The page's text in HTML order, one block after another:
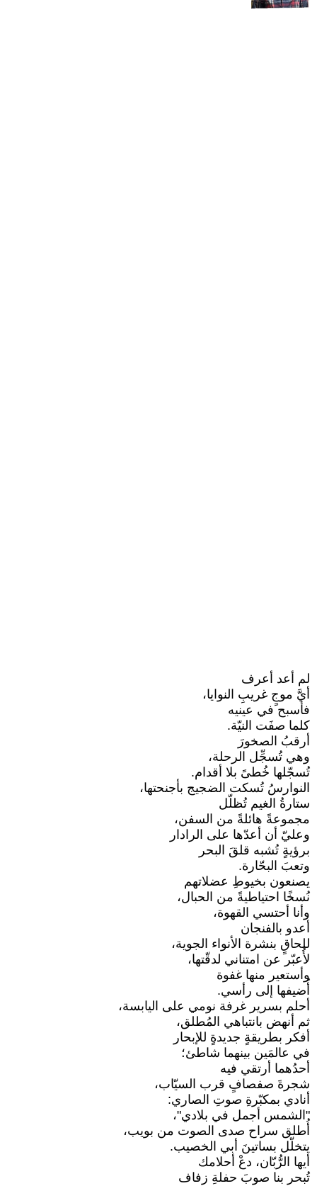
لم أعد أعرف
أيَّ موجٍ غريبِ النوايا،
فأسبح في عينيه
كلما صفَت النيّة.
أرقبُ الصخورَ
وهي تُسجِّل الرحلة،
تُسجّلها خُطىً بلا أقدام.
النوارسُ تُسكت الضجيج بأجنحتها،
ستارةُ الغيم تُظلّل
مجموعةً هائلةً من السفن،
وعليّ أن أعدّها على الرادار
برؤيةٍ تُشبه قلقَ البحر
وتعبَ البحّارة.
يصنعون بخيوطِ عضلاتهم
نُسخًا احتياطيةً من الحبال،
وأنا أحتسي القهوة،
أعدو بالفنجان
للحاقٍ بنشرة الأنواء الجوية،
لأُعبّر عن امتناني لدقّتها،
وأستعير منها غفوة
أُضيفها إلى رأسي.
أحلم بسرير غرفة نومي على اليابسة،
ثم أنهض بانتباهي المُطلق،
أفكر بطريقةٍ جديدةٍ للإبحار
في عالمَين بينهما شاطئ؛
أحدُهما أرتقي فيه
شجرةَ صفصافٍ قرب السيّاب،
أنادي بمكبّرةِ صوتِ الصاري:
"الشمس أجمل في بلادي"،
أُطلق سراح صدى الصوت من بويب،
يتخلّل بساتينَ أبي الخصيب.
أيها الرُّبّان، دعْ أحلامك
تُبحر بنا صوبَ حفلةِ زفاف